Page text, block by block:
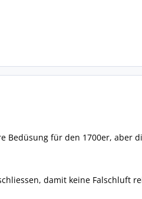
Bedüsung für den 1700er, aber
damit keine Falschluft